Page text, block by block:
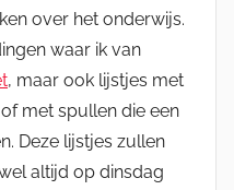
over het onderwijs.
waar ik van
, maar ook lijstjes met
met spullen die een
Deze lijstjes zullen
altijd op dinsdag